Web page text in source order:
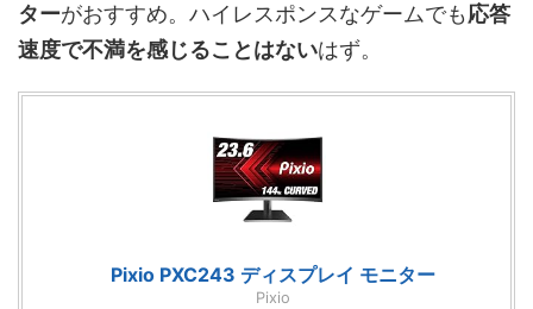
ターがおすすめ。ハイレスポンスなゲームでも応答
速度で不満を感じることはないはず。
Pixio PXC243 ディスプレイ モニター
Pixio